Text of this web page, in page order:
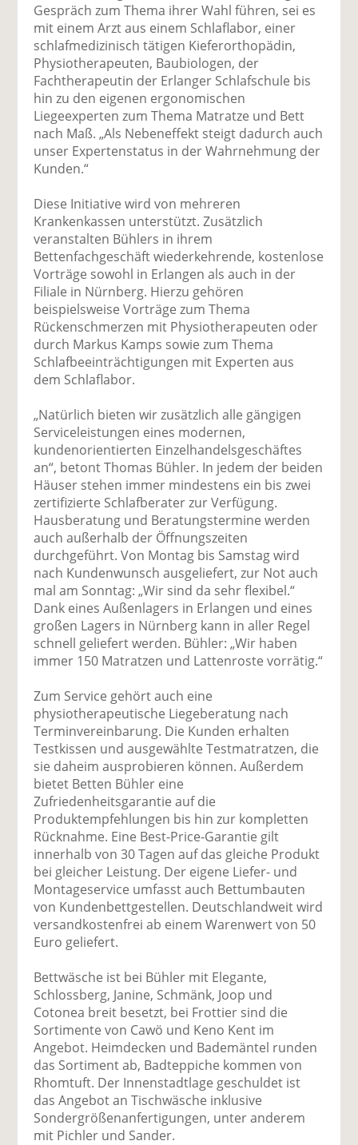
Gespräch zum Thema ihrer Wahl führen, sei es
mit einem Arzt aus einem Schlaflabor, einer
schlafmedizinisch tätigen Kieferorthopädin,
Physiotherapeuten, Baubiologen, der
Fachtherapeutin der Erlanger Schlafschule bis
hin zu den eigenen ergonomischen
Liegeexperten zum Thema Matratze und Bett
nach Maß. „Als Nebeneffekt steigt dadurch auch
unser Expertenstatus in der Wahrnehmung der
Kunden.“
Diese Initiative wird von mehreren
Krankenkassen unterstützt. Zusätzlich
veranstalten Bühlers in ihrem
Bettenfachgeschäft wiederkehrende, kostenlose
Vorträge sowohl in Erlangen als auch in der
Filiale in Nürnberg. Hierzu gehören
beispielsweise Vorträge zum Thema
Rückenschmerzen mit Physiotherapeuten oder
durch Markus Kamps sowie zum Thema
Schlafbeeinträchtigungen mit Experten aus
dem Schlaflabor.
„Natürlich bieten wir zusätzlich alle gängigen
Serviceleistungen eines modernen,
kundenorientierten Einzelhandelsgeschäftes
an“, betont Thomas Bühler. In jedem der beiden
Häuser stehen immer mindestens ein bis zwei
zertifizierte Schlafberater zur Verfügung.
Hausberatung und Beratungstermine werden
auch außerhalb der Öffnungszeiten
durchgeführt. Von Montag bis Samstag wird
nach Kundenwunsch ausgeliefert, zur Not auch
mal am Sonntag: „Wir sind da sehr flexibel.“
Dank eines Außenlagers in Erlangen und eines
großen Lagers in Nürnberg kann in aller Regel
schnell geliefert werden. Bühler: „Wir haben
immer 150 Matratzen und Lattenroste vorrätig.“
Zum Service gehört auch eine
physiotherapeutische Liegeberatung nach
Terminvereinbarung. Die Kunden erhalten
Testkissen und ausgewählte Testmatratzen, die
sie daheim ausprobieren können. Außerdem
bietet Betten Bühler eine
Zufriedenheitsgarantie auf die
Produktempfehlungen bis hin zur kompletten
Rücknahme. Eine Best-Price-Garantie gilt
innerhalb von 30 Tagen auf das gleiche Produkt
bei gleicher Leistung. Der eigene Liefer- und
Montageservice umfasst auch Bettumbauten
von Kundenbettgestellen. Deutschlandweit wird
versandkostenfrei ab einem Warenwert von 50
Euro geliefert.
Bettwäsche ist bei Bühler mit Elegante,
Schlossberg, Janine, Schmänk, Joop und
Cotonea breit besetzt, bei Frottier sind die
Sortimente von Cawö und Keno Kent im
Angebot. Heimdecken und Bademäntel runden
das Sortiment ab, Bad­teppiche kommen von
Rhomtuft. Der Innenstadtlage geschuldet ist
das Angebot an Tischwäsche inklusive
Sondergrößenanfertigungen, unter anderem
mit Pichler und Sander.